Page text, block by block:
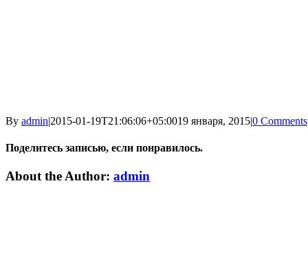
By admin|2015-01-19T21:06:06+05:0019 января, 2015|0 Comments
Поделитесь записью, если понравилось.
Vk
Email
About the Author: admin